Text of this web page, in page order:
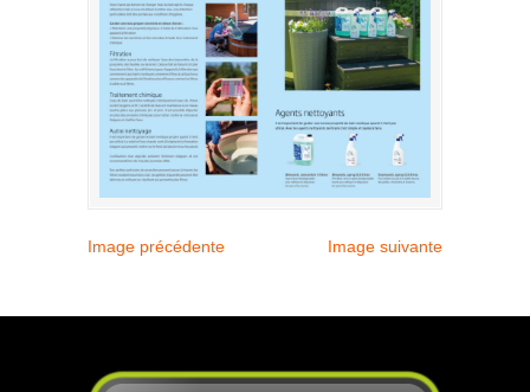
Image précédente Image suivante